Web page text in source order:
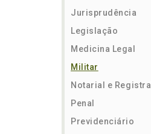
Jurisprudência
Legislação
Medicina Legal
Militar
Notarial e Registral
Penal
Previdenciário
TambémTambém